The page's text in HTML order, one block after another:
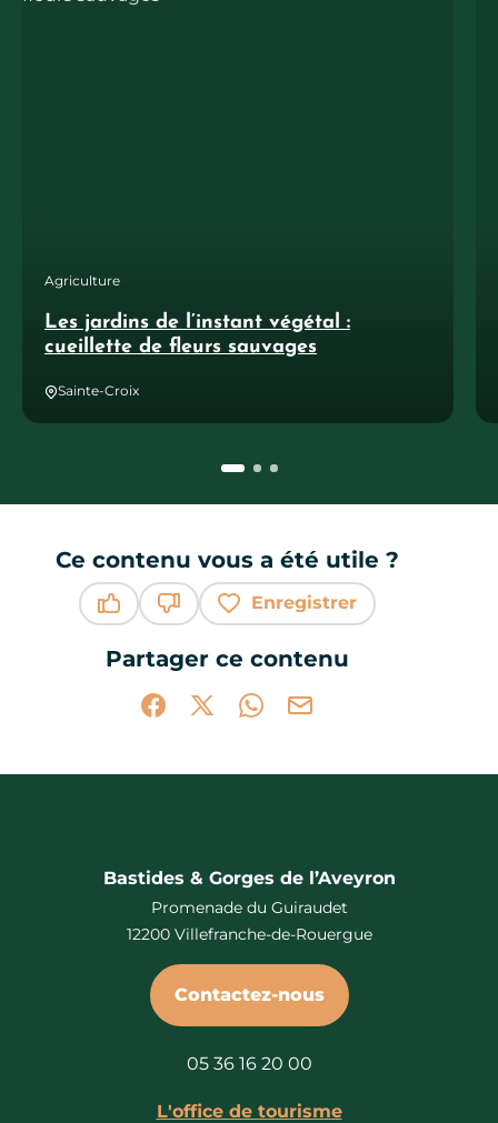
Les jardins de l’instant végétal :
cueillette de fleurs sauvages
Agriculture
Sainte-Croix
Ce contenu vous a été utile ?
Enregistrer
Partager ce contenu
Partager sur Facebook (nouvelle
Partager sur X / Twitter (nouvelle
Partager sur WhatsApp
Partager par mail
Bastides & Gorges de l’Aveyron
Promenade du Guiraudet
12200 Villefranche-de-Rouergue
Contactez-nous
05 36 16 20 00
L'office de tourisme